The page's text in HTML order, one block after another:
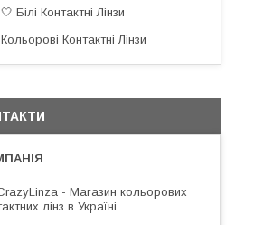
🤍 Білі Контактні Лінзи
Кольорові Контактні Лінзи
- Магазин кольорових
лінз в Україні